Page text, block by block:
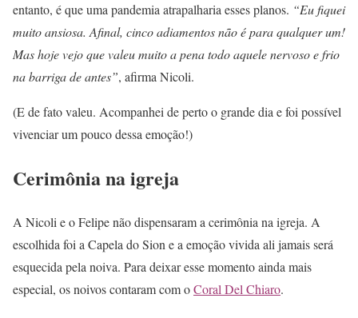
entanto, é que uma pandemia atrapalharia esses planos. “Eu fiquei
muito ansiosa. Afinal, cinco adiamentos não é para qualquer um!
Mas hoje vejo que valeu muito a pena todo aquele nervoso e frio
na barriga de antes”, afirma Nicoli.
(E de fato valeu. Acompanhei de perto o grande dia e foi possível
vivenciar um pouco dessa emoção!)
Cerimônia na igreja
A Nicoli e o Felipe não dispensaram a cerimônia na igreja. A
escolhida foi a Capela do Sion e a emoção vivida ali jamais será
esquecida pela noiva. Para deixar esse momento ainda mais
especial, os noivos contaram com oCoral Del Chiaro.